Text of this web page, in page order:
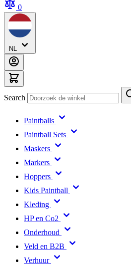
0
NL
Search
Paintballs
Paintball Sets
Maskers
Markers
Hoppers
Kids Paintball
Kleding
HP en Co2
Onderhoud
Veld en B2B
Verhuur